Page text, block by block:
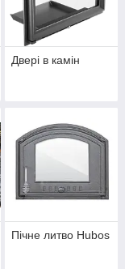
Двері в камін
Пічне литво Hubos